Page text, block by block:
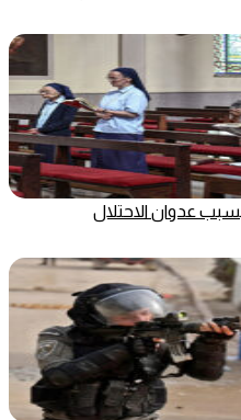
عدوان الاحتلال